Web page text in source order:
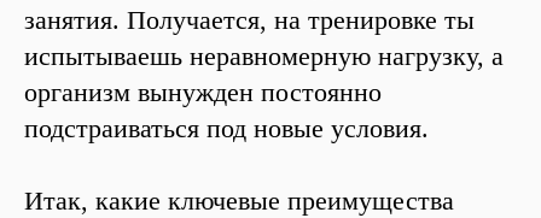
занятия. Получается, на тренировке ты
испытываешь неравномерную нагрузку, а
организм вынужден постоянно
подстраиваться под новые условия.
Итак, какие ключевые преимущества